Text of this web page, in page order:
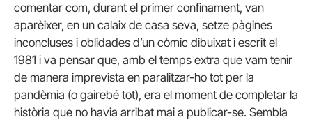
comentar com, durant el primer confinament, van
aparèixer, en un calaix de casa seva, setze pàgines
inconcluses i oblidades d’un còmic dibuixat i escrit el
1981 i va pensar que, amb el temps extra que vam tenir
de manera imprevista en paralitzar-ho tot per la
pandèmia (o gairebé tot), era el moment de completar la
història que no havia arribat mai a publicar-se. Sembla